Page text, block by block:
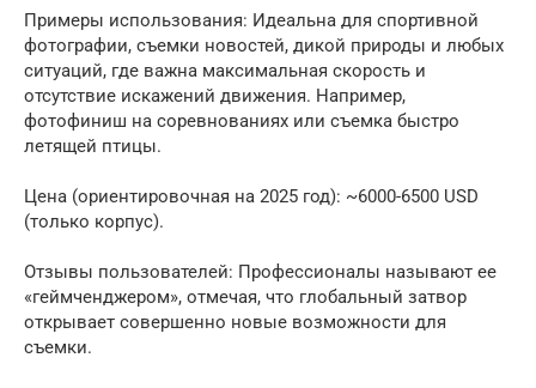
Примеры использования: Идеальна для спортивной
фотографии, съемки новостей, дикой природы и любых
ситуаций, где важна максимальная скорость и
отсутствие искажений движения. Например,
фотофиниш на соревнованиях или съемка быстро
летящей птицы.
Цена (ориентировочная на 2025 год): ~6000-6500 USD
(только корпус).
Отзывы пользователей: Профессионалы называют ее
«геймченджером», отмечая, что глобальный затвор
открывает совершенно новые возможности для
съемки.